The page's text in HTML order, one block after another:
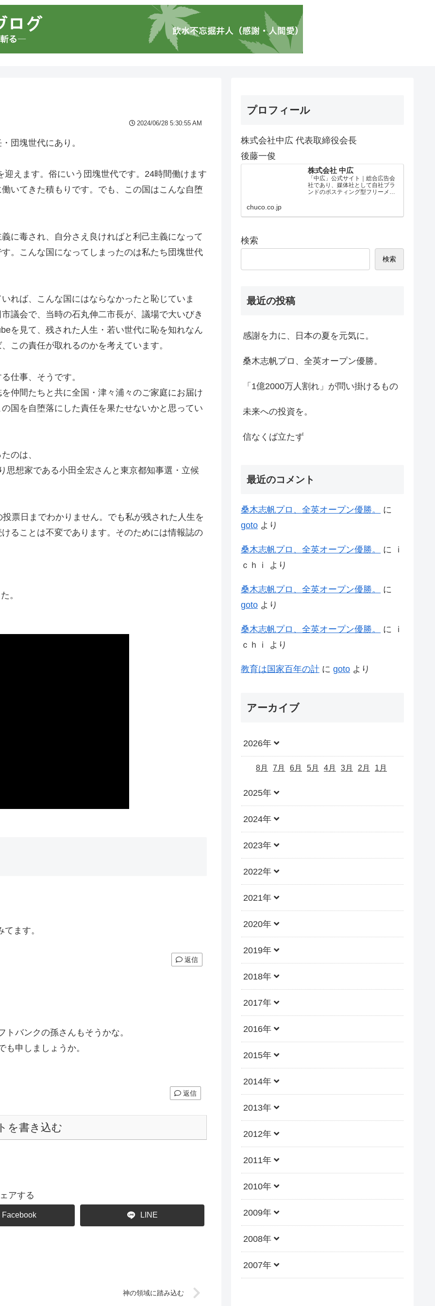
2024/06/28 5:30:55 AM
団塊世代にあり。
えます。俗にいう団塊世代です。24時間働けます
いてきた積もりです。でも、この国はこんな自堕
に毒され、自分さえ良ければと利己主義になって
。こんな国になってしまったのは私たち団塊世代
れば、こんな国にはならなかったと恥じていま
議会で、当時の石丸伸二市長が、議場で大いびき
を見て、残された人生・若い世代に恥を知れなん
この責任が取れるのかを考えています。
仕事、そうです。
仲間たちと共に全国・津々浦々のご家庭にお届け
国を自堕落にした責任を果たせないかと思ってい
のは、
思想家である小田全宏さんと東京都知事選・立候
票日までわかりません。でも私が残された人生を
ることは不変であります。そのためには情報誌の
。
ます。
返信
バンクの孫さんもそうかな。
申しましょうか。
返信
を書き込む
アする
Facebook LINE
神の領域に踏み込む
プロフィール
株式会社中広 代表取締役会長
後藤一俊
株式会社 中広
「中広」公式サイト｜総合広告会
社であり、媒体社として自社ブラ
ンドのポスティング型フリーメデ
chuco.co.jp
検索
検索
最近の投稿
感謝を力に、日本の夏を元気に。
桑木志帆プロ、全英オープン優勝。
「1億2000万人割れ」が問い掛けるもの
未来への投資を。
信なくば立たず
最近のコメント
桑木志帆プロ、全英オープン優勝。
に
goto より
桑木志帆プロ、全英オープン優勝。 に
ｉ
ｃｈｉ
より
桑木志帆プロ、全英オープン優勝。
に
goto より
桑木志帆プロ、全英オープン優勝。 に
ｉ
ｃｈｉ
より
教育は国家百年の計 に goto より
アーカイブ
2026年
8月 7月 6月 5月 4月 3月 2月 1月
2025年
2024年
2023年
2022年
2021年
2020年
2019年
2018年
2017年
2016年
2015年
2014年
2013年
2012年
2011年
2010年
2009年
2008年
2007年